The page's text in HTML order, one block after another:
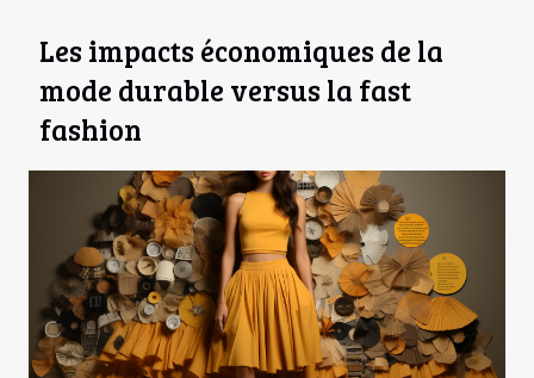
Les impacts économiques de la
mode durable versus la fast
fashion